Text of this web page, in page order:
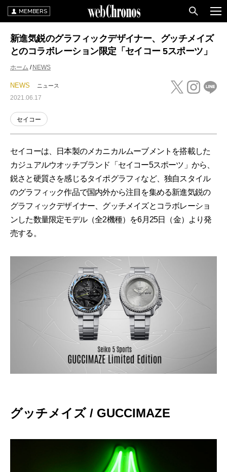
MEMBERS
新進気鋭のグラフィックデザイナー、グッチメイズ
とのコラボレーション限定「セイコー 5スポーツ」
ホーム NEWS
NEWS ニュース
2021.06.17
セイコー
セイコーは、日本製のメカニカルムーブメントを搭載した
カジュアルウオッチブランド「セイコー5スポーツ」から、
鋭さと硬質さを感じるタイポグラフィなど、独自スタイル
のグラフィック作品で国内外から注目を集める新進気鋭の
グラフィックデザイナー、グッチメイズとコラボレーショ
ンした数量限定モデル（全2機種）を6月25日（金）より発
売する。
グッチメイズ / GUCCIMAZE